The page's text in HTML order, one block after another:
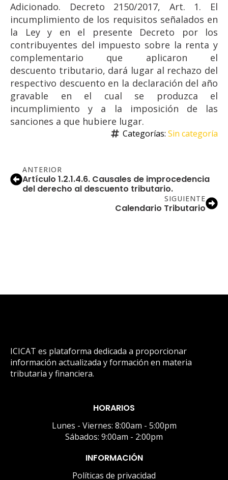
Adicionado. Decreto 2150/2017, Art. 1. El
incumplimiento de los requisitos señalados en
la Ley y en el presente Decreto por los
contribuyentes del impuesto sobre la renta y
complementario que aplicaron el
descuento tributario, dará lugar al rechazo del
respectivo descuento en la declaración del año
gravable en el cual se produzca el
incumplimiento y a la imposición de las
sanciones a que hubiere lugar.
Categorías: Sin categoría
ANTERIOR
Artículo 1.2.1.4.6. Causales de improcedencia
del derecho al descuento tributario.
SIGUIENTE
Calendario Tributario
ICICAT es plataforma dedicada a proporcionar
información actualizada y formación en materia
tributaria y financiera.
HORARIOS
Lunes - Viernes: 8:00am - 5:00pm
Sábados: 9:00am - 2:00pm
INFORMACIÓN
Políticas de privacidad